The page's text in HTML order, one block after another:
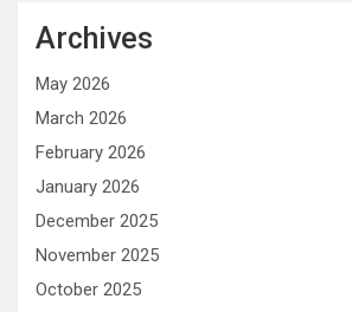
Archives
May 2026
March 2026
February 2026
January 2026
December 2025
November 2025
October 2025